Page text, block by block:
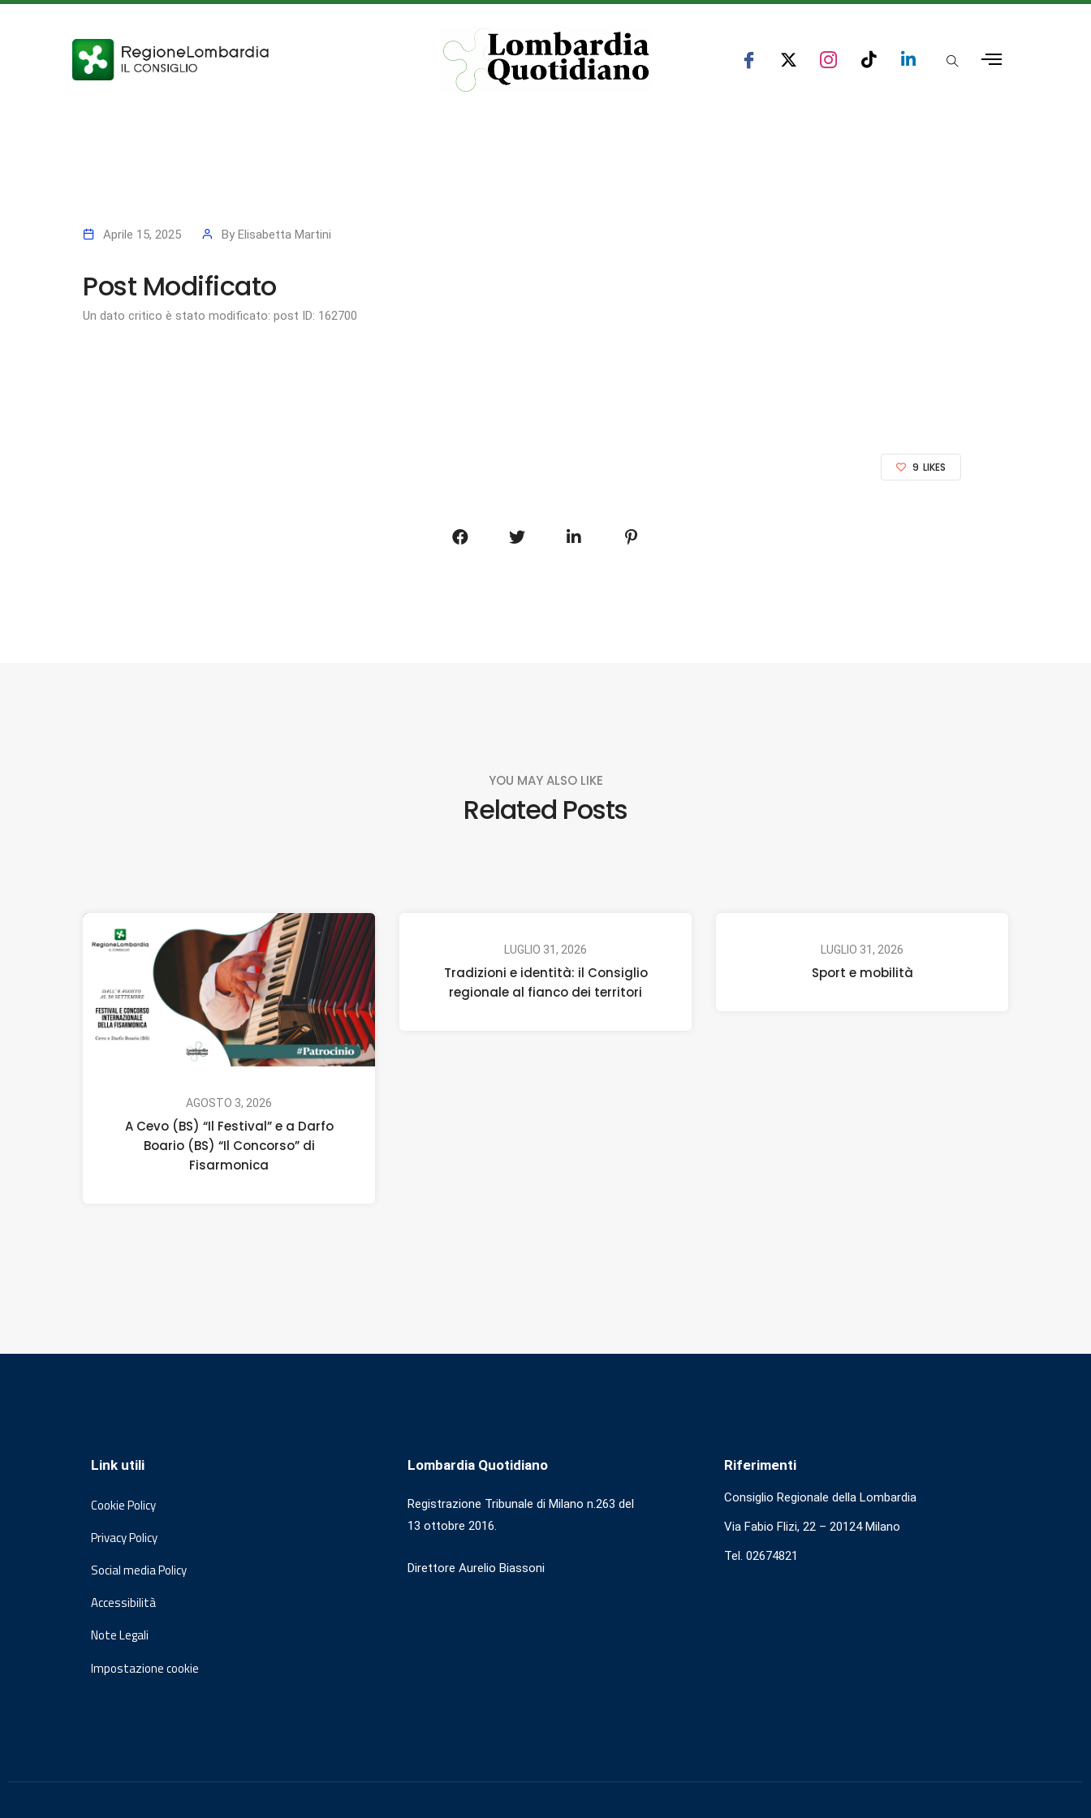
Aprile 15, 2025 By Elisabetta Martini
Post Modificato
Un dato critico è stato modificato: post ID: 162700
9 LIKES
YOU MAY ALSO LIKE
Related Posts
AGOSTO 3, 2026
A Cevo (BS) “Il Festival” e a Darfo
Boario (BS) “Il Concorso” di
Fisarmonica
LUGLIO 31, 2026
Tradizioni e identità: il Consiglio
regionale al fianco dei territori
LUGLIO 31, 2026
Sport e mobilità
Link utili
Cookie Policy
Privacy Policy
Social media Policy
Accessibilità
Note Legali
Impostazione cookie
Lombardia Quotidiano
Registrazione Tribunale di Milano n.263 del
13 ottobre 2016.
Direttore Aurelio Biassoni
Riferimenti
Consiglio Regionale della Lombardia
Via Fabio Flizi, 22 – 20124 Milano
Tel. 02674821